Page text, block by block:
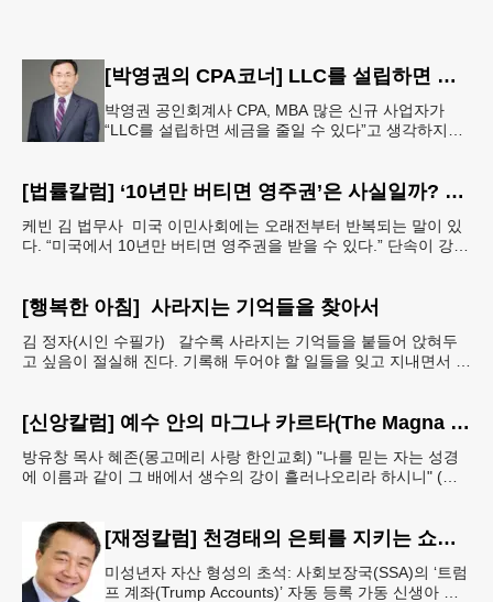
[박영권의 CPA코너] LLC를 설립하면 정말 세금이 줄어들까요?
박영권 공인회계사 CPA, MBA 많은 신규 사업자가
“LLC를 설립하면 세금을 줄일 수 있다”고 생각하지만,
[법률칼럼] ‘10년만 버티면 영주권’은 사실일까? 42B 제도의 진실
케빈 김 법무사 미국 이민사회에는 오래전부터 반복되는 말이 있
다. “미국에서 10년만 버티면 영주권을 받을 수 있다.” 단속이 강화
[행복한 아침] 사라지는 기억들을 찾아서
김 정자(시인 수필가) 갈수록 사라지는 기억들을 붙들어 앉혀두
고 싶음이 절실해 진다. 기록해 두어야 할 일들을 잊고 지내면서 아
[신앙칼럼] 예수 안의 마그나 카르타(The Magna Carta in Jesus, 요한복음John 7:38)
방유창 목사 혜존(몽고메리 사랑 한인교회) "나를 믿는 자는 성경
에 이름과 같이 그 배에서 생수의 강이 흘러나오리라 하시니" (요
[재정칼럼] 천경태의 은퇴를 지키는 쇼셜시큐리티 인사이트 - 은퇴와 생활의 기초를 지키는 가장 현실적인 제도 읽기 (18)
미성년자 자산 형성의 초석: 사회보장국(SSA)의 ‘트럼
프 계좌(Trump Accounts)’ 자동 등록 가동 신생아 출